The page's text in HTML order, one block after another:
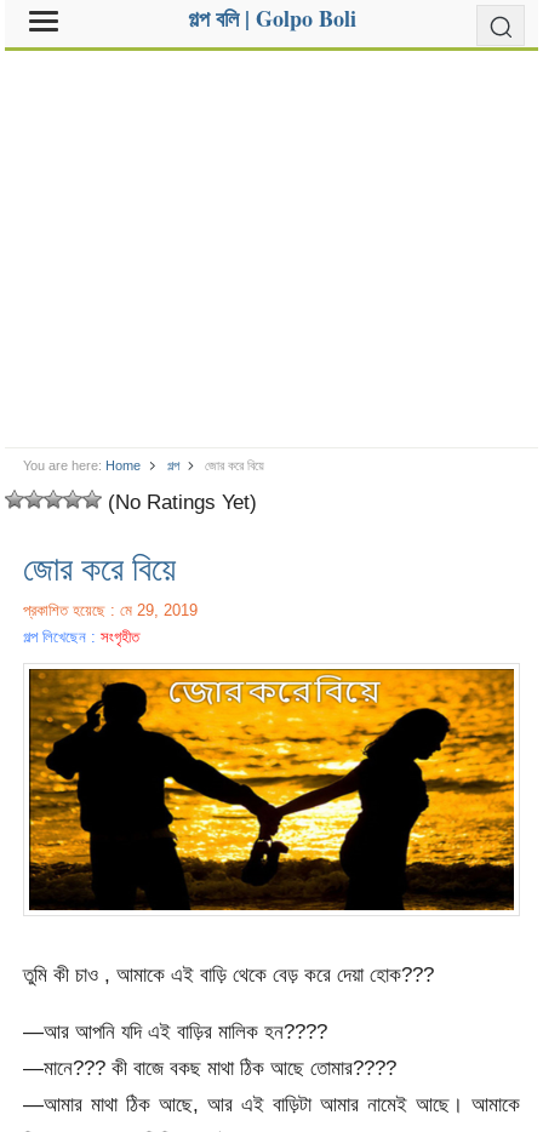
গল্প বলি | Golpo Boli
You are here: Home গল্প জোর করে বিয়ে
(No Ratings Yet)
জোর করে বিয়ে
প্রকাশিত হয়েছে : মে 29, 2019
গল্প লিখেছেন :সংগৃহীত
তুমি কী চাও , আমাকে এই বাড়ি থেকে বেড় করে দেয়া হোক???
—আর আপনি যদি এই বাড়ির মালিক হন????
—মানে??? কী বাজে বকছ মাথা ঠিক আছে তোমার????
—আমার মাথা ঠিক আছে, আর এই বাড়িটা আমার নামেই আছে। আমাকে